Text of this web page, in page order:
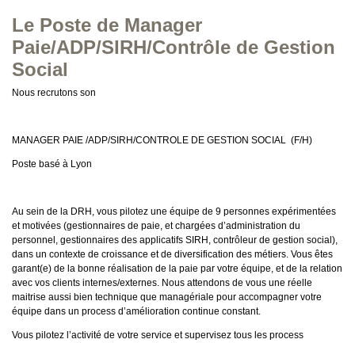
Le Poste de Manager
Paie/ADP/SIRH/Contrôle de Gestion
Social
Nous recrutons son
MANAGER PAIE /ADP/SIRH/CONTROLE DE GESTION SOCIAL (F/H)
Poste basé à Lyon
Au sein de la DRH, vous pilotez une équipe de 9 personnes expérimentées
et motivées (gestionnaires de paie, et chargées d’administration du
personnel, gestionnaires des applicatifs SIRH, contrôleur de gestion social),
dans un contexte de croissance et de diversification des métiers. Vous êtes
garant(e) de la bonne réalisation de la paie par votre équipe, et de la relation
avec vos clients internes/externes. Nous attendons de vous une réelle
maitrise aussi bien technique que managériale pour accompagner votre
équipe dans un process d’amélioration continue constant.
Vous pilotez l’activité de votre service et supervisez tous les process